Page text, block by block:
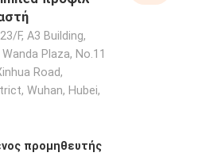
F, A3 Building,
Wanda Plaza, No.11
Road,
Wuhan, Hubei,
προμηθευτής